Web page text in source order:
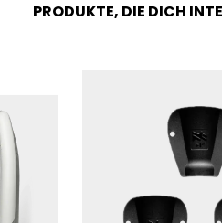
PRODUKTE, DIE DICH